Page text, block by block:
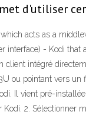
d'utiliser
acts as a
interface) - Kodi
client intégré
ou pointant vers un
Il vient pré-
2.